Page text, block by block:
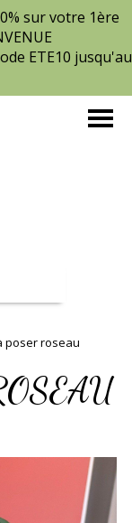
sur votre 1ère
ETE10 jusqu'au
poser roseau